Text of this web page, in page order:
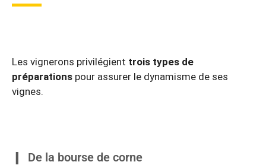
Les vignerons privilégient trois types de
préparations pour assurer le dynamisme de ses
vignes.
De la bourse de corne